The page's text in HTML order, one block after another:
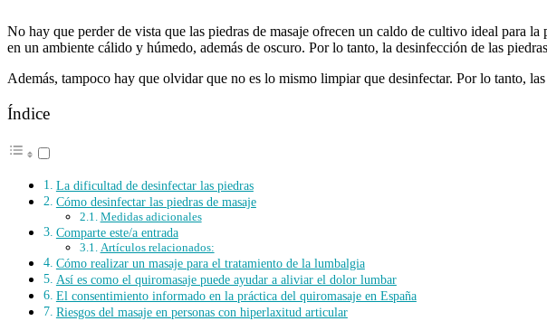
No hay que perder de vista que las piedras de masaje ofrecen un caldo de cultivo ideal para
en un ambiente cálido y húmedo, además de oscuro. Por lo tanto, la desinfección de las
Además, tampoco hay que olvidar que no es lo mismo limpiar que desinfectar. Por lo tanto,
Índice
La dificultad de desinfectar las piedras
Cómo desinfectar las piedras de masaje
Medidas adicionales
Comparte este/a entrada
Artículos relacionados:
Cómo realizar un masaje para el tratamiento de la lumbalgia
Así es como el quiromasaje puede ayudar a aliviar el dolor lumbar
El consentimiento informado en la práctica del quiromasaje en España
Riesgos del masaje en personas con hiperlaxitud articular